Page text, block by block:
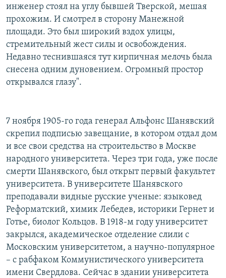
инженер стоял на углу бывшей Тверской, мешая
прохожим. И смотрел в сторону Манежной
площади. Это был широкий вздох улицы,
стремительный жест силы и освобождения.
Недавно теснившаяся тут кирпичная мелочь была
снесена одним дуновением. Огромный простор
открывался глазу".
7 ноября 1905-го года генерал Альфонс Шанявский
скрепил подписью завещание, в котором отдал дом
и все свои средства на строительство в Москве
народного университета. Через три года, уже после
смерти Шанявского, был открыт первый факультет
университета. В университете Шанявского
преподавали видные русские ученые: языковед
Реформатский, химик Лебедев, историки Гернет и
Готье, биолог Кольцов. В 1918-м году университет
закрылся, академическое отделение слили с
Московским университетом, а научно-популярное
– с рабфаком Коммунистического университета
имени Свердлова. Сейчас в здании университета